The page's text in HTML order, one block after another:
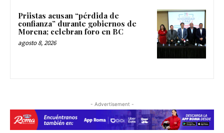
Priistas acusan “pérdida de
confianza” durante gobiernos de
Morena; celebran foro en BC
agosto 8, 2026
- Advertisement -